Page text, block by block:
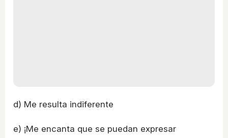
d) Me resulta indiferente
e) ¡Me encanta que se puedan expresar